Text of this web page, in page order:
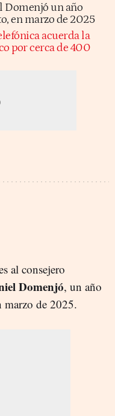
Domenjó un año
en marzo de 2025
acuerda la
por cerca de 400
al consejero
Domenjó, un año
marzo de 2025.